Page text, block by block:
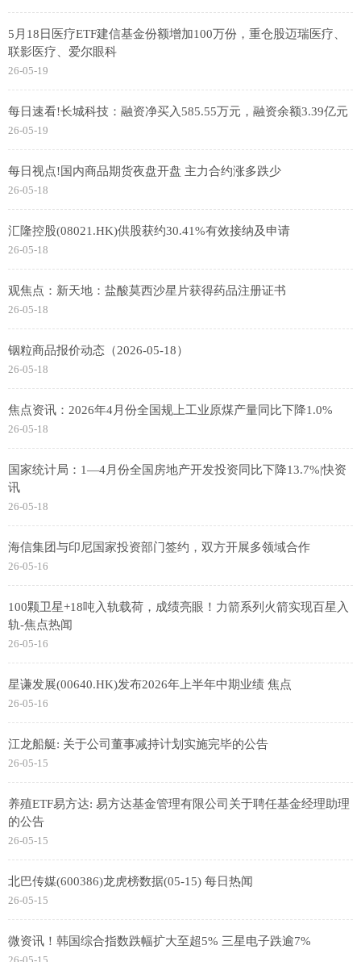
5月18日医疗ETF建信基金份额增加100万份，重仓股迈瑞医疗、
联影医疗、爱尔眼科
26-05-19
每日速看!长城科技：融资净买入585.55万元，融资余额3.39亿元
26-05-19
每日视点!国内商品期货夜盘开盘 主力合约涨多跌少
26-05-18
汇隆控股(08021.HK)供股获约30.41%有效接纳及申请
26-05-18
观焦点：新天地：盐酸莫西沙星片获得药品注册证书
26-05-18
铟粒商品报价动态（2026-05-18）
26-05-18
焦点资讯：2026年4月份全国规上工业原煤产量同比下降1.0%
26-05-18
国家统计局：1—4月份全国房地产开发投资同比下降13.7%|快资
讯
26-05-18
海信集团与印尼国家投资部门签约，双方开展多领域合作
26-05-16
100颗卫星+18吨入轨载荷，成绩亮眼！力箭系列火箭实现百星入
轨-焦点热闻
26-05-16
星谦发展(00640.HK)发布2026年上半年中期业绩 焦点
26-05-16
江龙船艇: 关于公司董事减持计划实施完毕的公告
26-05-15
养殖ETF易方达: 易方达基金管理有限公司关于聘任基金经理助理
的公告
26-05-15
北巴传媒(600386)龙虎榜数据(05-15) 每日热闻
26-05-15
微资讯！韩国综合指数跌幅扩大至超5% 三星电子跌逾7%